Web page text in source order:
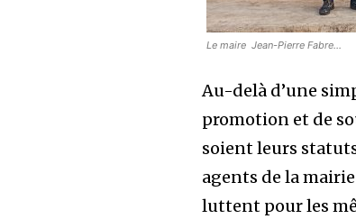
Le maire Jean-Pierre Fabre…
Au-delà d’une
promotion et de
soient leurs
agents de la
luttent pour les